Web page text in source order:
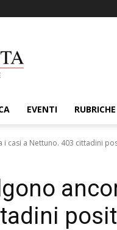
EVENTI RUBRICHE
casi a Nettuno. 403 cittadini